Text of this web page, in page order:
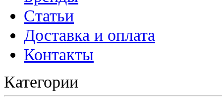
Статьи
Доставка и оплата
Контакты
Категории